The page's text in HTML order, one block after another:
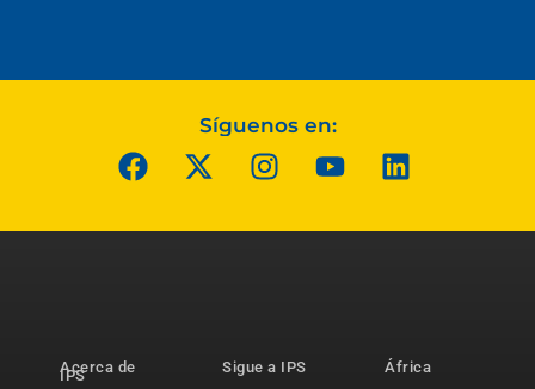
Síguenos en:
Acerca de
IPS
Sigue a IPS
África